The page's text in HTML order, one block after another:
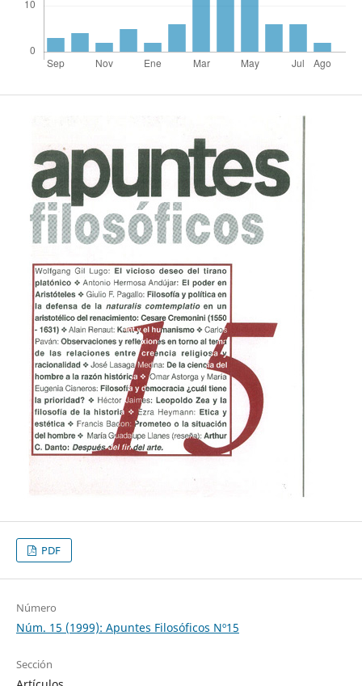
PDF
Número
Núm. 15 (1999): Apuntes Filosóficos Nº15
Sección